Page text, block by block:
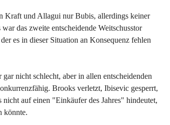
Kraft und Allagui nur Bubis, allerdings keiner
das zweite entscheidende Weitschusstor
es in dieser Situation an Konsequenz fehlen
nicht schlecht, aber in allen entscheidenden
Brooks verletzt, Ibisevic gesperrt,
nicht auf einen "Einkäufer des Jahres" hindeutet,
könnte.